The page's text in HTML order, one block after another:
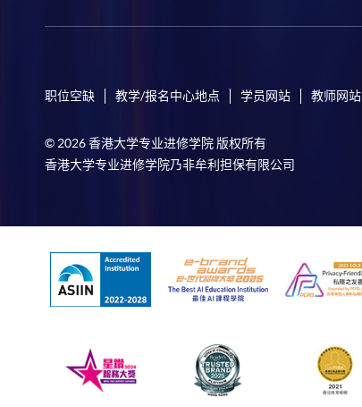
职位空缺 教学/报名中心地点 学员网站 教师网站
© 2026 香港大学专业进修学院 版权所有
香港大学专业进修学院乃非牟利担保有限公司